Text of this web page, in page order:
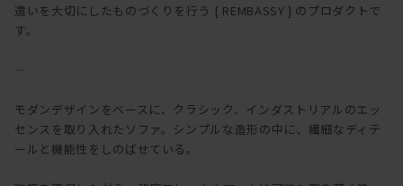
遣いを大切にしたものづくりを行う [ REMBASSY ] のプロダクトで
す。
モダンデザインをベースに、クラシック、インダストリアルのエッ
センスを取り入れたソファ。シンプルな造形の中に、繊細なディテ
ールと機能性をしのばせている。